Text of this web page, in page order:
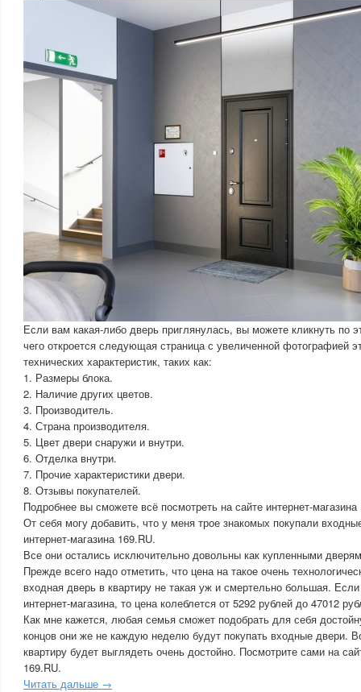
Если вам какая-либо дверь приглянулась, вы можете кликнуть по
чего откроется следующая страница с увеличенной фотографией
технических характеристик, таких как:
1. Размеры блока.
2. Наличие других цветов.
3. Производитель.
4. Страна производителя.
5. Цвет двери снаружи и внутри.
6. Отделка внутри.
7. Прочие характеристики двери.
8. Отзывы покупателей.
Подробнее вы сможете всё посмотреть на сайте интернет-магазина
От себя могу добавить, что у меня трое знакомых покупали
интернет-магазина 169.RU.
Все они остались исключительно довольны как купленными
Прежде всего надо отметить, что цена на такое очень
входная дверь в квартиру не такая уж и смертельно большая.
интернет-магазина, то цена колеблется от 5292 рублей до 47012
Как мне кажется, любая семья сможет подобрать для себя
концов они же не каждую неделю будут покупать входные двери.
квартиру будет выглядеть очень достойно. Посмотрите сами на
169.RU.
Читать дальше →